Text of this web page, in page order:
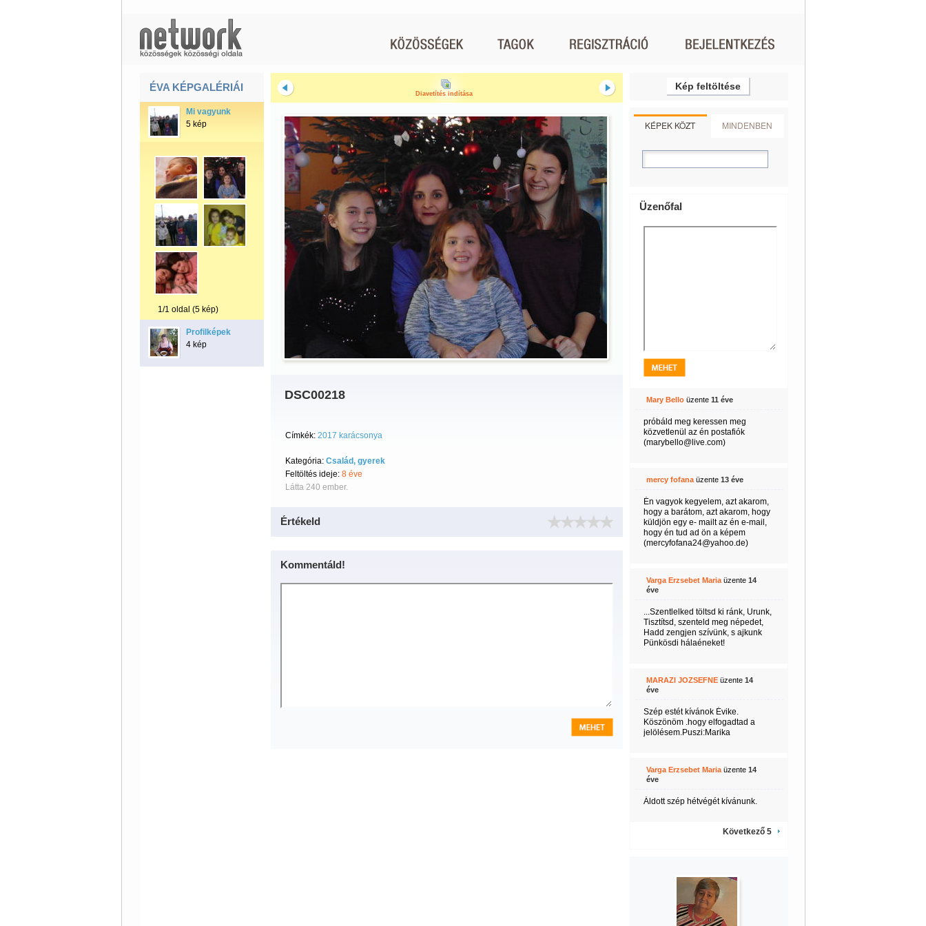
ÉVA KÉPGALÉRIÁI
Mi vagyunk
5 kép
1/1 oldal (5 kép)
Profilképek
4 kép
Diavetítés indítása
DSC00218
Címkék: 2017 karácsonya
Kategória: Család, gyerek
Feltöltés ideje: 8 éve
Látta 240 ember.
Értékeld
Kommentáld!
Kép feltöltése
KÉPEK KÖZT MINDENBEN
Üzenőfal
Mary Belloüzente 11 éve
próbáld meg keressen meg
közvetlenül az én postafiók
(marybello@live.com)
mercy fofanaüzente 13 éve
Én vagyok kegyelem, azt akarom,
hogy a barátom, azt akarom, hogy
küldjön egy e- mailt az én e-mail,
hogy én tud ad ön a képem
(mercyfofana24@yahoo.de)
Varga Erzsebet Mariaüzente 14
éve
...Szentlelked töltsd ki ránk, Urunk,
Tisztítsd, szenteld meg népedet,
Hadd zengjen szívünk, s ajkunk
Pünkösdi hálaéneket!
MARAZI JOZSEFNEüzente 14
éve
Szép estét kívánok Évike.
Köszönöm .hogy elfogadtad a
jelölésem.Puszi:Marika
Varga Erzsebet Mariaüzente 14
éve
Áldott szép hétvégét kívánunk.
Következő 5